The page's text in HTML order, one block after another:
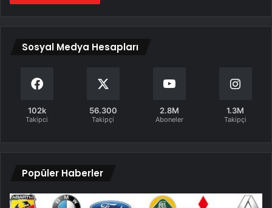
Sosyal Medya Hesapları
102k
Takipci
56.300
Takipçi
2.8M
Aboneler
1.3M
Takipçi
Popüler Haberler